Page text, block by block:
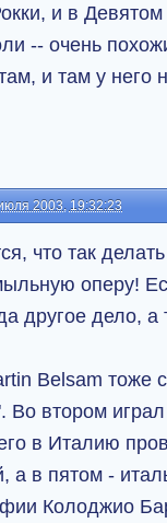
и в
-- очень
и там у него
2003, 19:32:23
что так
оперу!
другое дело, а
Belsam тоже
Во втором
в Италию
а в пятом -
Колоджио